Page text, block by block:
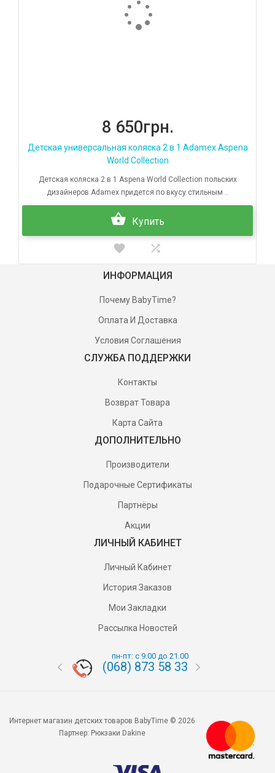
8 650грн.
Детская универсальная коляска 2 в 1 Adamex Aspena
World Collection
Детская коляска 2 в 1 Aspena World Collection польских
дизайнеров Adamex придется по вкусу стильным ..
Купить
ИНФОРМАЦИЯ
Почему BabyTime?
Оплата И Доставка
Условия Соглашения
СЛУЖБА ПОДДЕРЖКИ
Контакты
Возврат Товара
Карта Сайта
ДОПОЛНИТЕЛЬНО
Производители
Подарочные Сертификаты
Партнёры
Акции
ЛИЧНЫЙ КАБИНЕТ
Личный Кабинет
История Заказов
Мои Закладки
Рассылка Новостей
пн-пт: с 9.00 до 21.00
(068) 873 58 33
Интернет магазин детских товаров BabyTime © 2026
Партнер: Рюкзаки Dakine